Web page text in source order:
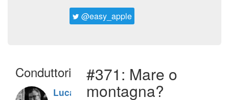
@easy_apple
Conduttori
Luca
#371: Mare o
montagna?